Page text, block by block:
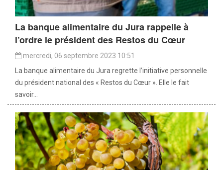
La banque alimentaire du Jura rappelle à
l’ordre le président des Restos du Cœur
mercredi, 06 septembre 2023 10:51
La banque alimentaire du Jura regrette l’initiative personnelle
du président national des « Restos du Cœur ». Elle le fait
savoir...